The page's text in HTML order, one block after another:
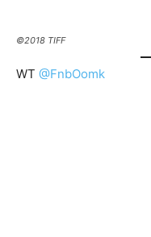
©2018 TIFF
WT @FnbOomk